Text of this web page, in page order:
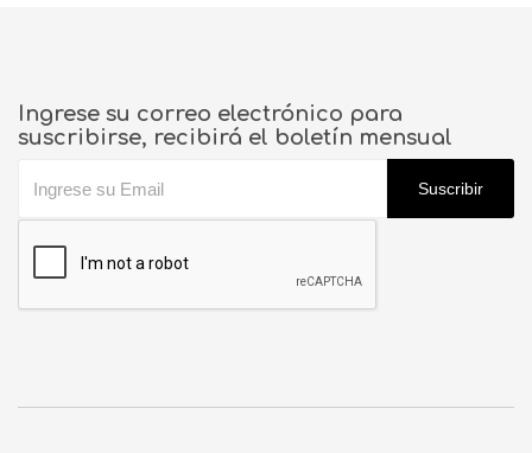
Ingrese su correo electrónico para
suscribirse, recibirá el boletín mensual
Suscribir